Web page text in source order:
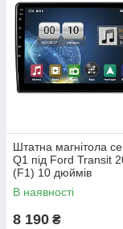
Штатна магнітола
Q1 під Ford Transit
(F1) 10 дюймів
В наявності
8 190 ₴